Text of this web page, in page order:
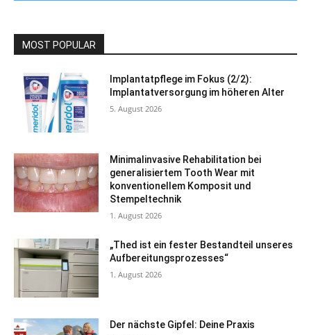
MOST POPULAR
Implantatpflege im Fokus (2/2):
Implantatversorgung im höheren Alter
5. August 2026
Minimalinvasive Rehabilitation bei
generalisiertem Tooth Wear mit
konventionellem Komposit und
Stempeltechnik
1. August 2026
„Thed ist ein fester Bestandteil unseres
Aufbereitungsprozesses“
1. August 2026
Der nächste Gipfel: Deine Praxis